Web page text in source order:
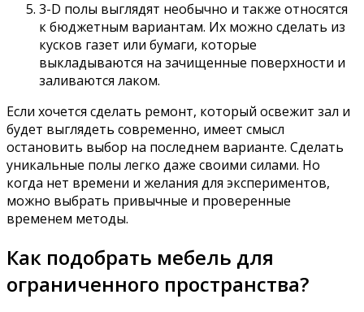
3-D полы выглядят необычно и также относятся
к бюджетным вариантам. Их можно сделать из
кусков газет или бумаги, которые
выкладываются на зачищенные поверхности и
заливаются лаком.
Если хочется сделать ремонт, который освежит зал и
будет выглядеть современно, имеет смысл
остановить выбор на последнем варианте. Сделать
уникальные полы легко даже своими силами. Но
когда нет времени и желания для экспериментов,
можно выбрать привычные и проверенные
временем методы.
Как подобрать мебель для
ограниченного пространства?